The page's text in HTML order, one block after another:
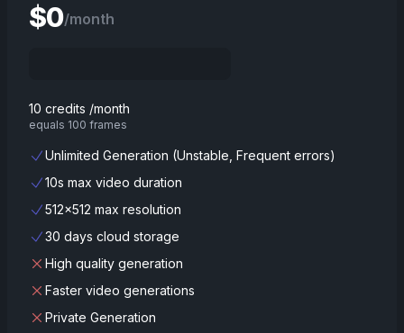
$0/month
10 credits /month
equals 100 frames
Unlimited Generation (Unstable, Frequent errors)
10s max video duration
512x512 max resolution
30 days cloud storage
High quality generation
Faster video generations
Private Generation